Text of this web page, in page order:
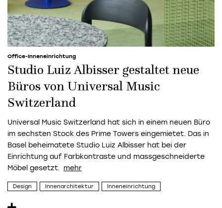
Office-Inneneinrichtung
Studio Luiz Albisser gestaltet neue
Büros von Universal Music
Switzerland
Universal Music Switzerland hat sich in einem neuen Büro
im sechsten Stock des Prime Towers eingemietet. Das in
Basel beheimatete Studio Luiz Albisser hat bei der
Einrichtung auf Farbkontraste und massgeschneiderte
Möbel gesetzt.
Design Innenarchitektur Inneneinrichtung